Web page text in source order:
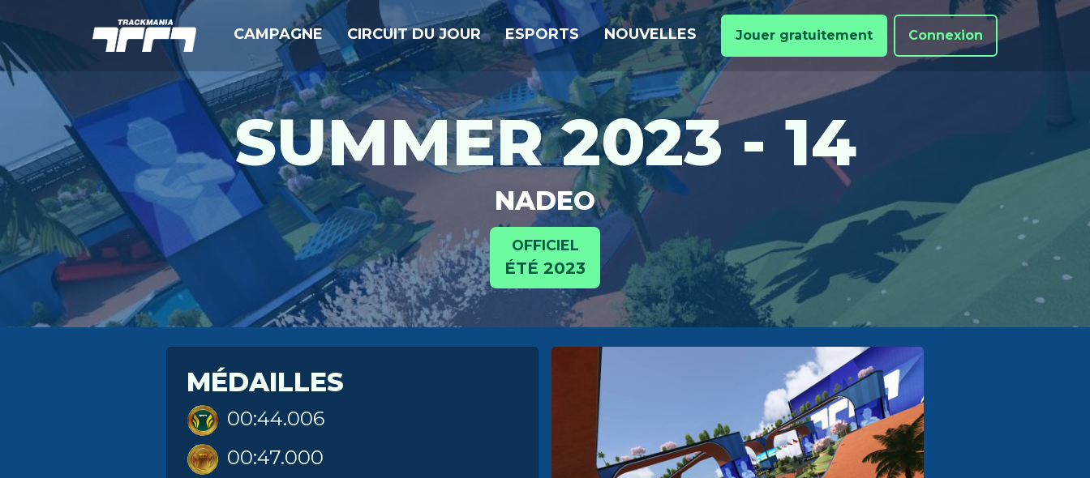
CAMPAGNE CIRCUIT DU JOUR ESPORTS NOUVELLES Jouer gratuitement Connexion
SUMMER 2023 - 14
NADEO
OFFICIEL
ÉTÉ 2023
MÉDAILLES
00:44.006
00:47.000